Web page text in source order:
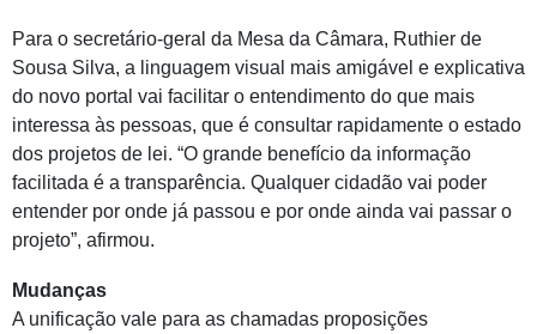
Para o secretário-geral da Mesa da Câmara, Ruthier de
Sousa Silva, a linguagem visual mais amigável e explicativa
do novo portal vai facilitar o entendimento do que mais
interessa às pessoas, que é consultar rapidamente o estado
dos projetos de lei. “O grande benefício da informação
facilitada é a transparência. Qualquer cidadão vai poder
entender por onde já passou e por onde ainda vai passar o
projeto”, afirmou.
Mudanças
A unificação vale para as chamadas proposições